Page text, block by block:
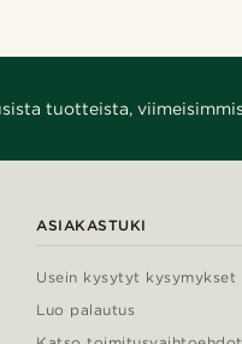
tuotteista,
ASIAKASTUKI
Usein kysytyt kysymykset
Luo palautus